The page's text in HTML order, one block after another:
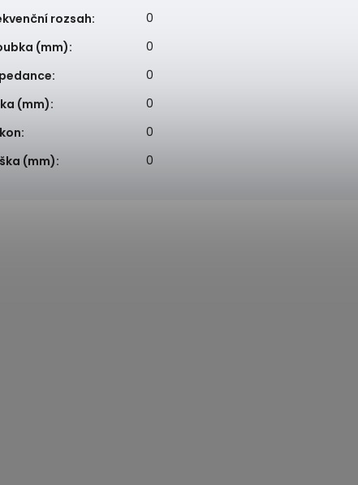
rozsah:
0
(mm):
0
:
0
(mm):
0
:
0
(mm): 0